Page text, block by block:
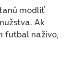
modliť
Ak
futbal naživo,